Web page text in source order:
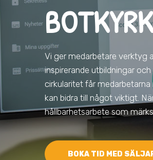
Vi ger medarbetare verktyg
inspirerande utbildningar
cirkularitet får
kan bidra till något viktigt.
hållbarhetsarbete som
BOKA TID MED